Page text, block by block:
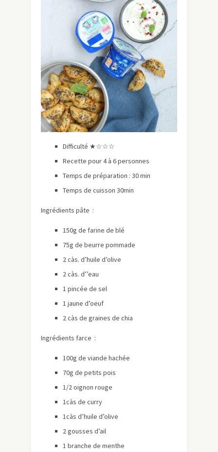
Difficulté ★☆☆☆
Recette pour 4 à 6 personnes
Temps de préparation : 30 min
Temps de cuisson 30min
Ingrédients pâte :
150g de farine de blé
75g de beurre pommade
2 càs. d’huile d’olive
2 càs. d’’eau
1 pincée de sel
1 jaune d’oeuf
2 càs de graines de chia
Ingrédients farce :
100g de viande hachée
70g de petits pois
1/2 oignon rouge
1càs de curry
1càs d’huile d’olive
2 gousses d’ail
1 branche de menthe